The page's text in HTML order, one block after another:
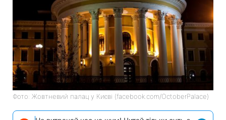
Фото: Жовтневий палац у Києві (facebook.com/OctoberPalace)